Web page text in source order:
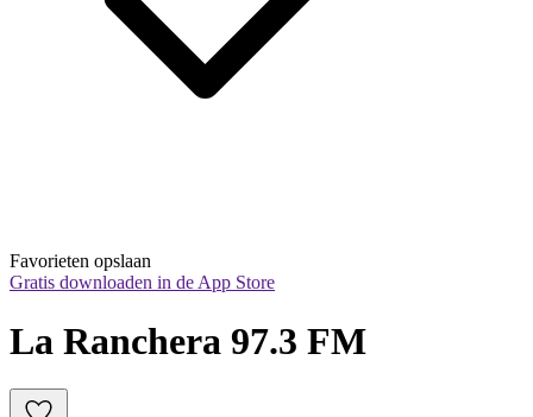
Favorieten opslaan
Gratis downloaden in de App Store
La Ranchera 97.3 FM